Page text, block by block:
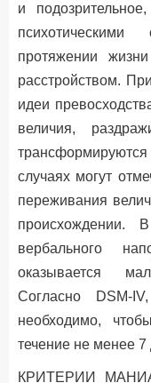
и
протяжении
расстройством.
идеи
величия,
случаях могут
переживания
происхождении.
вербального
оказывается
Согласно DSM-
необходимо,
течение не менее 7
КРИТЕРИИ